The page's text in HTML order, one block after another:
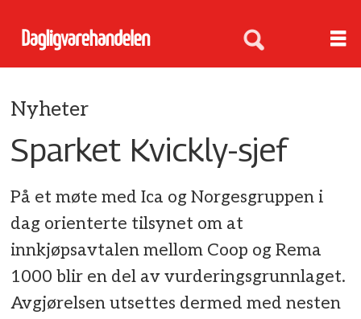
Nyheter
Sparket Kvickly-sjef
På et møte med Ica og Norgesgruppen i
dag orienterte tilsynet om at
innkjøpsavtalen mellom Coop og Rema
1000 blir en del av vurderingsgrunnlaget.
Avgjørelsen utsettes dermed med nesten